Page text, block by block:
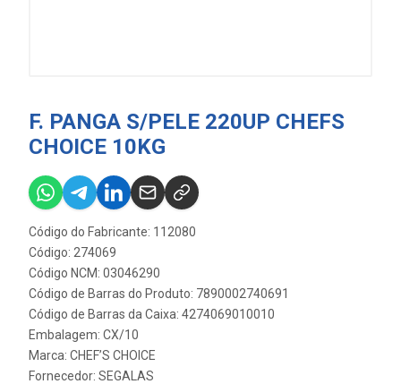
F. PANGA S/PELE 220UP CHEFS
CHOICE 10KG
Código do Fabricante: 112080
Código: 274069
Código NCM: 03046290
Código de Barras do Produto: 7890002740691
Código de Barras da Caixa: 4274069010010
Embalagem: CX/10
Marca: CHEF’S CHOICE
Fornecedor: SEGALAS